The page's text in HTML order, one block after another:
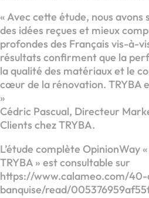
« Avec cette étude, nous
des idées reçues et mieux
profondes des Français vis-à-
résultats confirment que la
la qualité des matériaux et le
cœur de la rénovation. TRYBA
»
Cédric Pascual, Directeur
Clients chez TRYBA.
L’étude complète OpinionWay
TRYBA » est consultable sur
https://www.calameo.com/
banquise/read/